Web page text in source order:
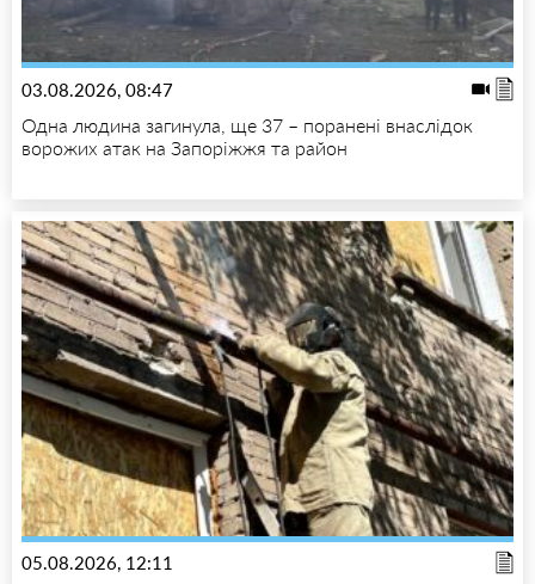
03.08.2026, 08:47
Одна людина загинула, ще 37 – поранені внаслідок
ворожих атак на Запоріжжя та район
05.08.2026, 12:11